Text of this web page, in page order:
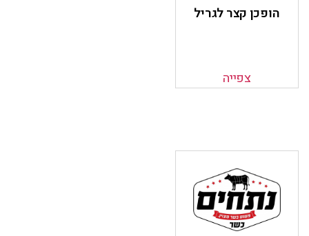
הופכן קצר לגריל
צפייה